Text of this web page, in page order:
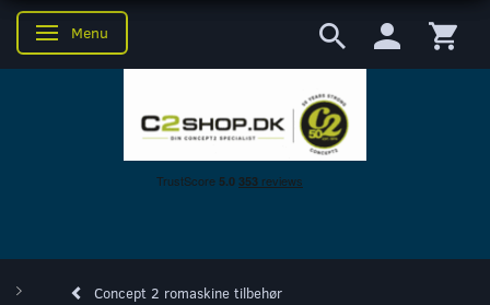
Skifte navigation
Menu
Concept 2 romaskine tilbehør